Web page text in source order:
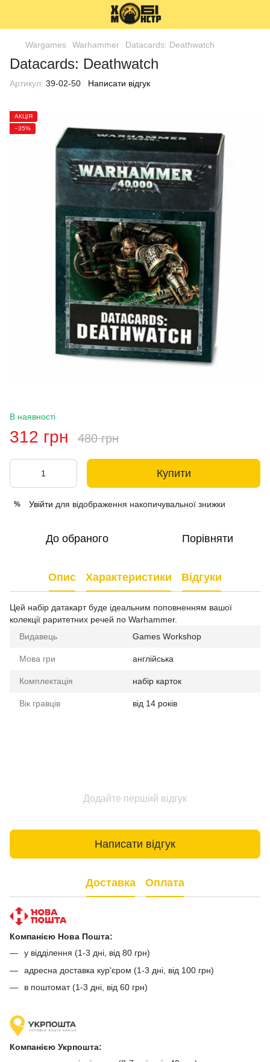
Wargames Warhammer Datacards: Deathwatch
Datacards: Deathwatch
Артикул: 39-02-50 Написати відгук
АКЦІЯ
−35%
В наявності
312 грн 480 грн
Купити
% Увійти для відображення накопичувальної знижки
До обраного Порівняти
Опис Характеристики Відгуки
Цей набір датакарт буде ідеальним поповненням вашої
колекції раритетних речей по Warhammer.
Видавець
Games Workshop
Мова гри англійська
Комплектація набір карток
Вік гравців від 14 років
Додайте перший відгук
Написати відгук
Доставка Оплата
Компанією Нова Пошта:
у відділення (1-3 дні, від 80 грн)
адресна доставка кур'єром (1-3 дні, від 100 грн)
в поштомат (1-3 дні, від 60 грн)
Компанією Укрпошта: